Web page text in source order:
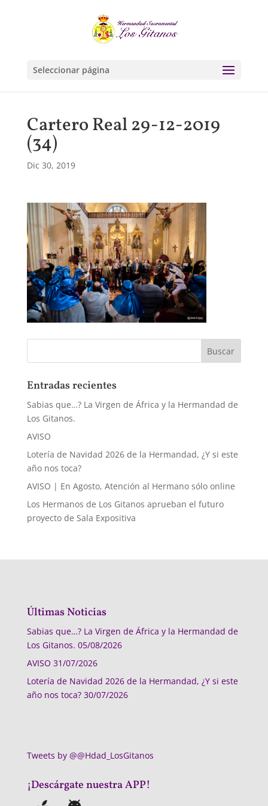
Seleccionar página
Cartero Real 29-12-2019
(34)
Dic 30, 2019
Entradas recientes
Sabias que…? La Virgen de África y la Hermandad de
Los Gitanos.
AVISO
Lotería de Navidad 2026 de la Hermandad, ¿Y si este
año nos toca?
AVISO | En Agosto, Atención al Hermano sólo online
Los Hermanos de Los Gitanos aprueban el futuro
proyecto de Sala Expositiva
Últimas Noticias
Sabias que…? La Virgen de África y la Hermandad de
Los Gitanos. 05/08/2026
AVISO 31/07/2026
Lotería de Navidad 2026 de la Hermandad, ¿Y si este
año nos toca? 30/07/2026
Tweets by @@Hdad_LosGitanos
¡Descárgate nuestra APP!